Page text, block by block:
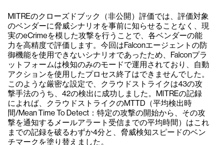
MITREのクローズドブック（非公開）評価では、評価対象
のベンダーに脅威シナリオを事前に知らせることなく、現
実のeCrimeを模した攻撃を行うことで、各ベンダーの能
力を高精度で評価します。今回はFalconエージェントの防
御機能を使用できないシナリオであったため、Falconプラ
ットフォームは検知のみのモードで運用されており、自動
アクションを使用したプロセス終了はできませんでした。
このような厳密な設定で、クラウドストライクは43の攻
撃手法のうち、42の検出に成功しました。MITREの記録
によれば、クラウドストライクのMTTD（平均検出時
間/Mean Time To Detect：特定の攻撃の開始から、その攻
撃を通知するメールアラート受信までの平均時間）はこれ
までの記録を破るわずか4分と、脅威検知スピードのベン
チマークを塗り替えました。